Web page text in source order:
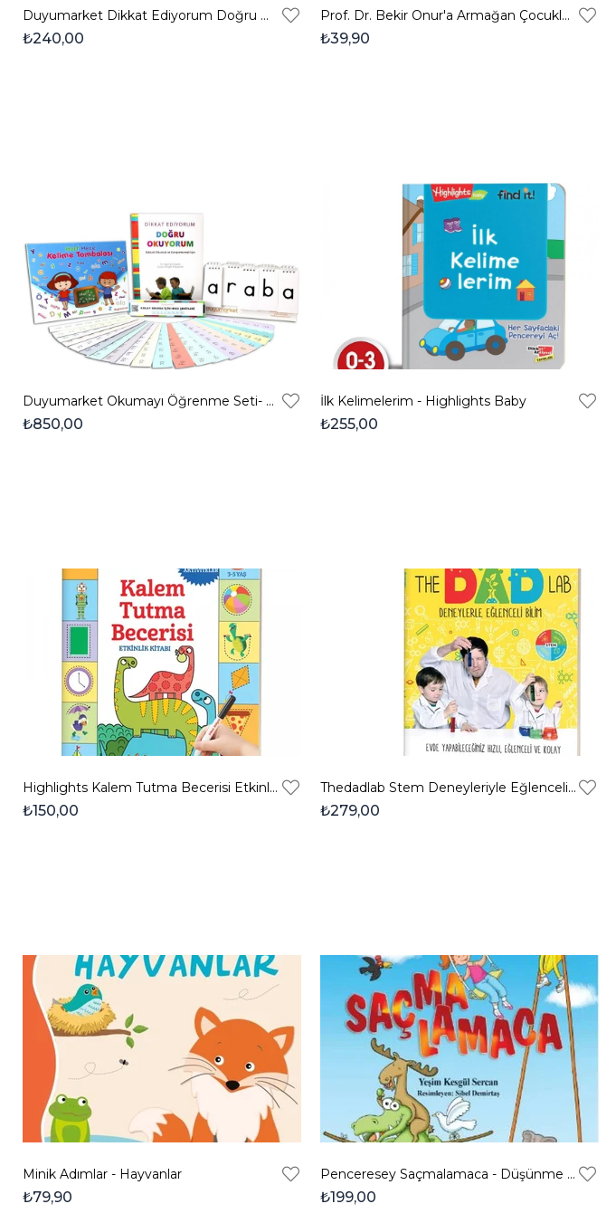
Duyumarket Dikkat Ediyorum Doğru Okuyorum- Dikkatli Okuma Becerisini Geliştirme Çalışma Kitabı
₺240,00
Prof. Dr. Bekir Onur'a Armağan Çocuklar, Gençler Ve Müze Eğitimi
₺39,90
Duyumarket Okumayı Öğrenme Seti- Okuma Yazma Başlangıç Ve Gelişim Materyalleri
₺850,00
İlk Kelimelerim - Highlights Baby
₺255,00
Highlights Kalem Tutma Becerisi Etkinlik Kitabı
₺150,00
Thedadlab Stem Deneyleriyle Eğlenceli Bilim
₺279,00
Minik Adımlar - Hayvanlar
₺79,90
Penceresey Saçmalamaca - Düşünme Becerileri
₺199,00